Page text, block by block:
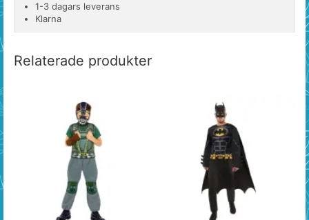
1-3 dagars leverans
Klarna
Relaterade produkter